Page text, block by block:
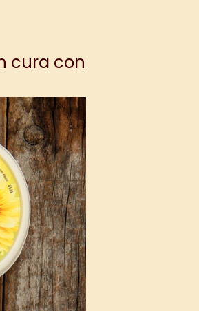
cura con